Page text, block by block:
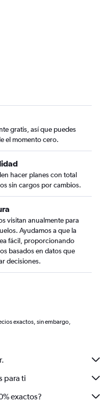
gratis, así que puedes
el momento cero.
hacer planes con total
sin cargos por cambios.
visitan anualmente para
Ayudamos a que la
fácil, proporcionando
basados en datos que
decisiones.
exactos, sin embargo,
para ti
exactos?